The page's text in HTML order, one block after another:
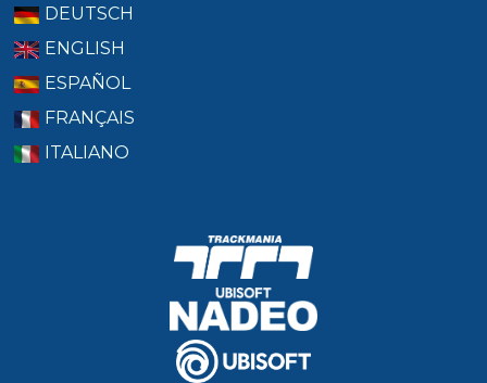
DEUTSCH
ENGLISH
ESPAÑOL
FRANÇAIS
ITALIANO